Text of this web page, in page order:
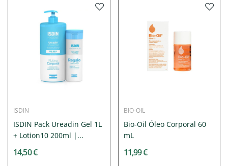
ISDIN
ISDIN Pack Ureadin Gel 1L
+ Lotion10 200ml |...
14,50 €
BIO-OIL
Bio-Oil Óleo Corporal 60
mL
11,99 €